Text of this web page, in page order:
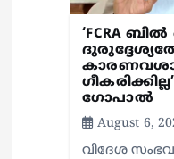
‘FCRA
ഗോപാൽ
August 6,
വിദേശ